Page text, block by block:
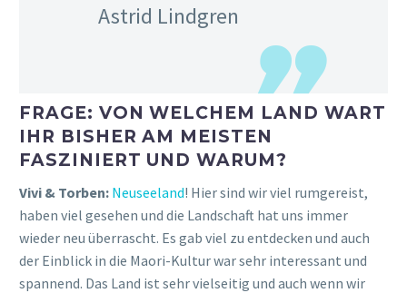
Astrid Lindgren
FRAGE: VON WELCHEM LAND WART
IHR BISHER AM MEISTEN
FASZINIERT UND WARUM?
Vivi & Torben: Neuseeland! Hier sind wir viel rumgereist,
haben viel gesehen und die Landschaft hat uns immer
wieder neu überrascht. Es gab viel zu entdecken und auch
der Einblick in die Maori-Kultur war sehr interessant und
spannend. Das Land ist sehr vielseitig und auch wenn wir